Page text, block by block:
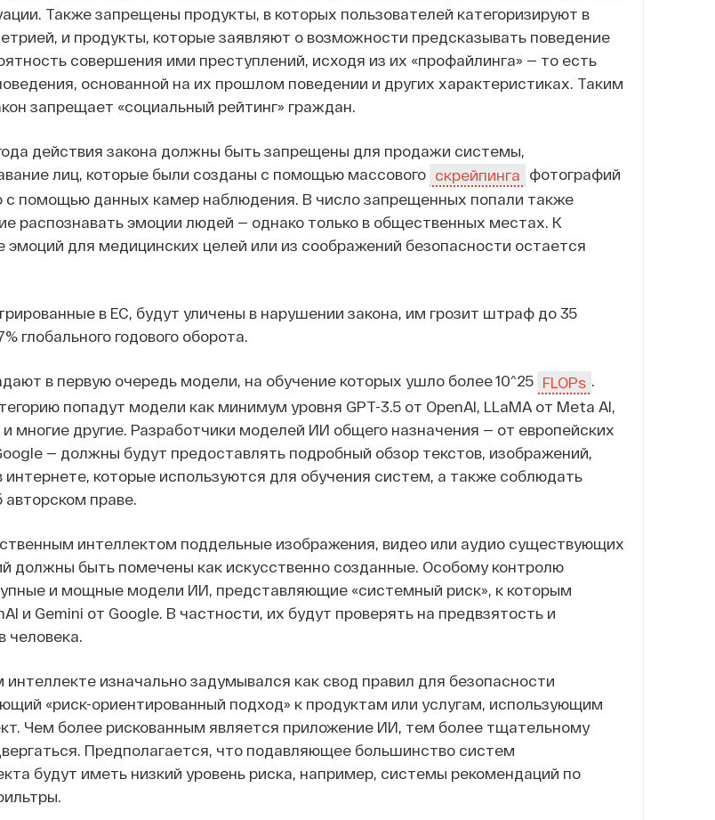
Также запрещены продукты, в которых пользователей категоризируют в
и продукты, которые заявляют о возможности предсказывать поведение
совершения ими преступлений, исходя из их «профайлинга» — то есть
основанной на их прошлом поведении и других характеристиках. Таким
запрещает «социальный рейтинг» граждан.
действия закона должны быть запрещены для продажи системы,
лиц, которые были созданы с помощью массового скрейпинга фотографий
с помощью данных камер наблюдения. В число запрещенных попали также
распознавать эмоции людей — однако только в общественных местах. К
эмоций для медицинских целей или из соображений безопасности остается
в ЕС, будут уличены в нарушении закона, им грозит штраф до 35
глобального годового оборота.
в первую очередь модели, на обучение которых ушло более 10^25 FLOPs .
попадут модели как минимум уровня GPT-3.5 от OpenAI, LLaMA от Meta AI,
и многие другие. Разработчики моделей ИИ общего назначения — от европейских
— должны будут предоставлять подробный обзор текстов, изображений,
интернете, которые используются для обучения систем, а также соблюдать
праве.
интеллектом поддельные изображения, видео или аудио существующих
должны быть помечены как искусственно созданные. Особому контролю
и мощные модели ИИ, представляющие «системный риск», к которым
и Gemini от Google. В частности, их будут проверять на предвзятость и
человека.
интеллекте изначально задумывался как свод правил для безопасности
«риск-ориентированный подход» к продуктам или услугам, использующим
Чем более рискованным является приложение ИИ, тем более тщательному
Предполагается, что подавляющее большинство систем
будут иметь низкий уровень риска, например, системы рекомендаций по